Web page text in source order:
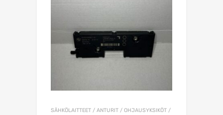
SÄHKÖLAITTEET / ANTURIT / OHJAUSYKSIKÖT /